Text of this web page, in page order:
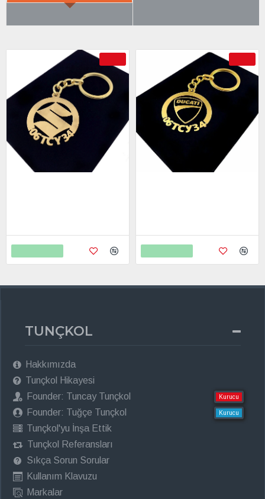
TUNÇKOL
Hakkımızda
Tunçkol Hikayesi
Founder: Tuncay Tunçkol
Kurucu
Founder: Tuğçe Tunçkol Kurucu
Tunçkol'yu İnşa Ettik
Tunçkol Referansları
Sıkça Sorun Sorular
Kullanım Klavuzu
Markalar